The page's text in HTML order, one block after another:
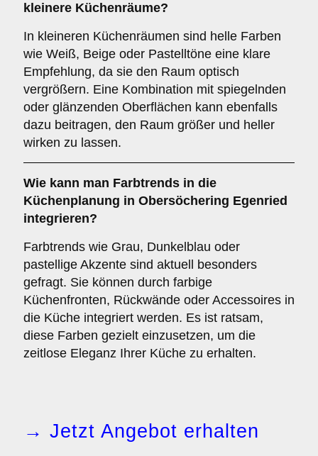
kleinere Küchenräume?
In kleineren Küchenräumen sind helle Farben
wie Weiß, Beige oder Pastelltöne eine klare
Empfehlung, da sie den Raum optisch
vergrößern. Eine Kombination mit spiegelnden
oder glänzenden Oberflächen kann ebenfalls
dazu beitragen, den Raum größer und heller
wirken zu lassen.
Wie kann man Farbtrends in die
Küchenplanung in Obersöchering Egenried
integrieren?
Farbtrends wie Grau, Dunkelblau oder
pastellige Akzente sind aktuell besonders
gefragt. Sie können durch farbige
Küchenfronten, Rückwände oder Accessoires in
die Küche integriert werden. Es ist ratsam,
diese Farben gezielt einzusetzen, um die
zeitlose Eleganz Ihrer Küche zu erhalten.
→ Jetzt Angebot erhalten